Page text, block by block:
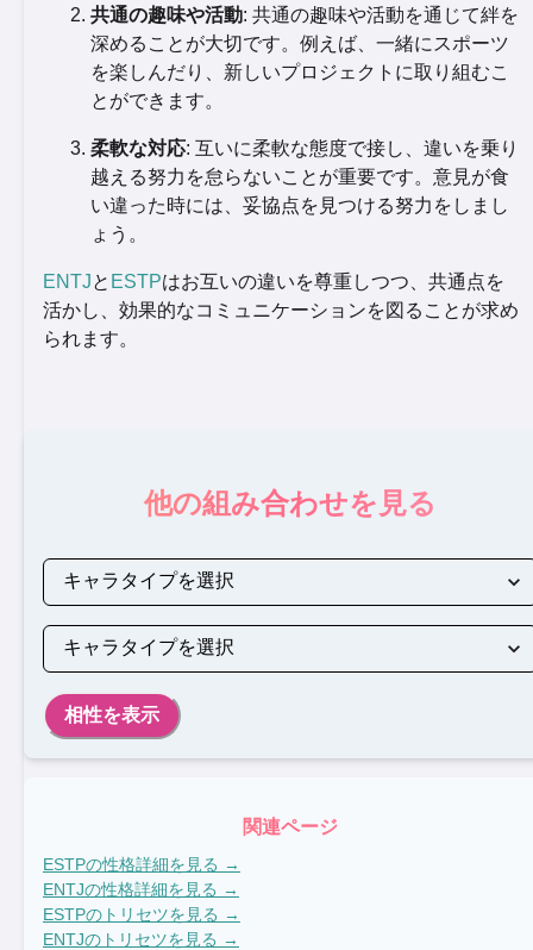
共通の趣味や活動: 共通の趣味や活動を通じて絆を
深めることが大切です。例えば、一緒にスポーツ
を楽しんだり、新しいプロジェクトに取り組むこ
とができます。
柔軟な対応: 互いに柔軟な態度で接し、違いを乗り
越える努力を怠らないことが重要です。意見が食
い違った時には、妥協点を見つける努力をしまし
ょう。
ENTJと ESTPはお互いの違いを尊重しつつ、共通点を
活かし、効果的なコミュニケーションを図ることが求め
られます。
他の組み合わせを見る
相性を表示
関連ページ
ESTPの性格詳細を見る →
ENTJの性格詳細を見る →
ESTPのトリセツを見る →
ENTJのトリセツを見る →